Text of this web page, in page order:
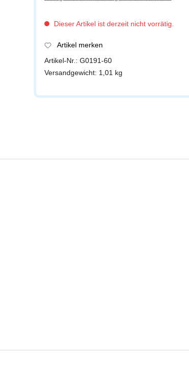
Dieser Artikel ist derzeit nicht vorrätig.
Artikel merken
Artikel-Nr.:G0191-60
Versandgewicht: 1,01 kg